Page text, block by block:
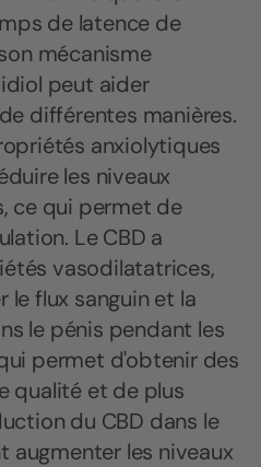
de latence de
mécanisme
peut aider
différentes manières.
anxiolytiques
les niveaux
ce qui permet de
Le CBD a
vasodilatatrices,
le flux sanguin et la
le pénis pendant les
permet d'obtenir des
qualité et de plus
du CBD dans le
augmenter les niveaux